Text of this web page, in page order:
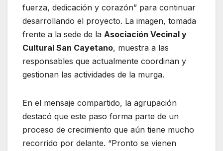
fuerza, dedicación y corazón” para continuar
desarrollando el proyecto. La imagen, tomada
frente a la sede de la Asociación Vecinal y
Cultural San Cayetano, muestra a las
responsables que actualmente coordinan y
gestionan las actividades de la murga.
En el mensaje compartido, la agrupación
destacó que este paso forma parte de un
proceso de crecimiento que aún tiene mucho
recorrido por delante. “Pronto se vienen